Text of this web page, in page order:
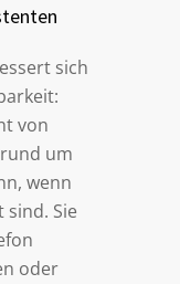
sich
von
um
wenn
sind. Sie
oder